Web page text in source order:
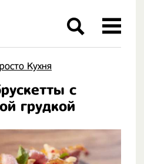
Кухня
с
грудкой